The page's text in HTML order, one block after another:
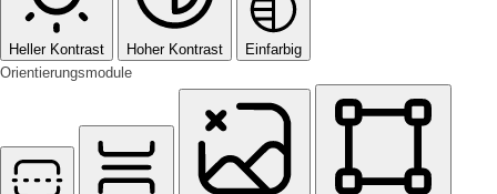
Heller Kontrast Hoher Kontrast
Einfarbig
Orientierungsmodule